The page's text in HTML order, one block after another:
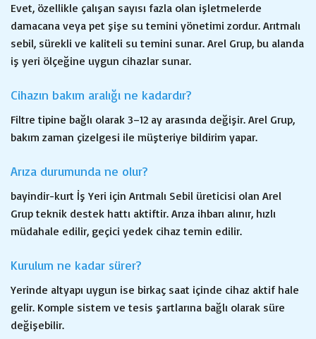
Evet, özellikle çalışan sayısı fazla olan işletmelerde
damacana veya pet şişe su temini yönetimi zordur. Arıtmalı
sebil, sürekli ve kaliteli su temini sunar. Arel Grup, bu alanda
iş yeri ölçeğine uygun cihazlar sunar.
Cihazın bakım aralığı ne kadardır?
Filtre tipine bağlı olarak 3–12 ay arasında değişir. Arel Grup,
bakım zaman çizelgesi ile müşteriye bildirim yapar.
Arıza durumunda ne olur?
bayindir-kurt İş Yeri için Arıtmalı Sebil üreticisi olan Arel
Grup teknik destek hattı aktiftir. Arıza ihbarı alınır, hızlı
müdahale edilir, geçici yedek cihaz temin edilir.
Kurulum ne kadar sürer?
Yerinde altyapı uygun ise birkaç saat içinde cihaz aktif hale
gelir. Komple sistem ve tesis şartlarına bağlı olarak süre
değişebilir.